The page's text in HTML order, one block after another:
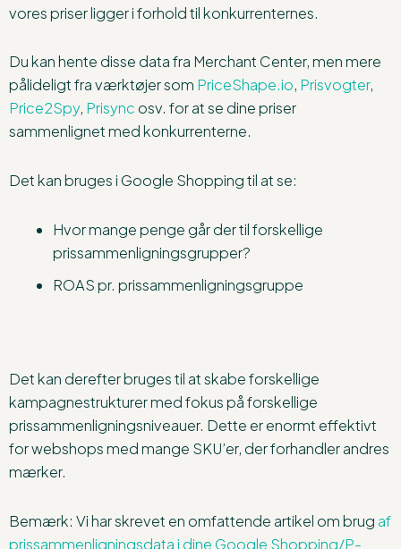
vores priser ligger i forhold til konkurrenternes.
Du kan hente disse data fra Merchant Center, men mere
pålideligt fra værktøjer som PriceShape.io, Prisvogter,
Price2Spy, Prisync osv. for at se dine priser
sammenlignet med konkurrenterne.
Det kan bruges i Google Shopping til at se:
Hvor mange penge går der til forskellige
prissammenligningsgrupper?
ROAS pr. prissammenligningsgruppe
Det kan derefter bruges til at skabe forskellige
kampagnestrukturer med fokus på forskellige
prissammenligningsniveauer. Dette er enormt effektivt
for webshops med mange SKU’er, der forhandler andres
mærker.
Bemærk: Vi har skrevet en omfattende artikel om brug af
prissammenligningsdata i dine Google Shopping/P-